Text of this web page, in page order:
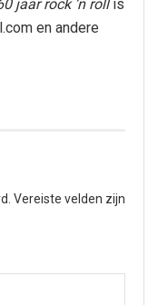
jaar rock ’n rollis
en andere
Vereiste velden zijn